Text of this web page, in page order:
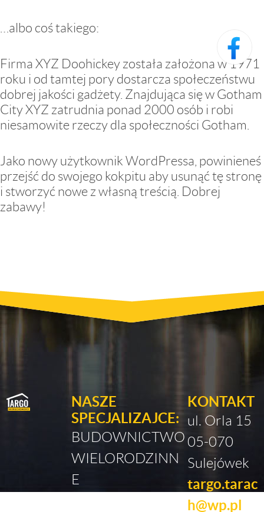
…albo coś takiego:
Firma XYZ Doohickey została założona w 1971
roku i od tamtej pory dostarcza społeczeństwu
dobrej jakości gadżety. Znajdująca się w Gotham
City XYZ zatrudnia ponad 2000 osób i robi
niesamowite rzeczy dla społeczności Gotham.
Jako nowy użytkownik WordPressa, powinieneś
przejść do swojego kokpitu aby usunąć tę stronę
i stworzyć nowe z własną treścią. Dobrej
zabawy!
NASZE
SPECJALIZAJCE:
BUDOWNICTWO
WIELORODZINN
E
KONTAKT
ul. Orla 15
05-070
Sulejówek
targo.tarac
h@wp.pl